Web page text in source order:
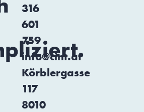
Körblergasse
117
8010
316
601
759
info@cint.at